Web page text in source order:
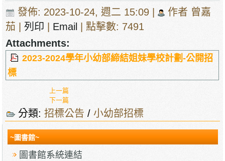
發佈: 2023-10-24, 週二 15:09 |
作者 曾嘉
茄 |列印 Email
| 點擊數: 7491
Attachments:
2023-2024學年小幼部締結姐妹學校計劃-公開招
標
上一篇
下一篇
分類:招標公告 / 小幼部招標
~圖書館~
圖書館系統連結